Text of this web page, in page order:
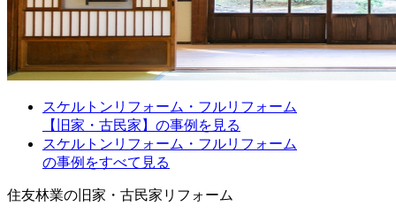
スケルトンリフォーム・フルリフォーム
【旧家・古民家】の事例を見る
スケルトンリフォーム・フルリフォーム
の事例をすべて見る
住友林業の旧家・古民家リフォーム